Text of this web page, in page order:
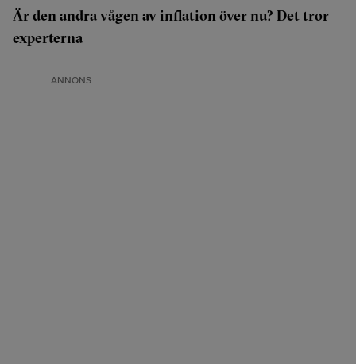
Är den andra vågen av inflation över nu? Det tror
experterna
ANNONS